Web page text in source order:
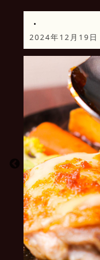
・
2024年12月19日